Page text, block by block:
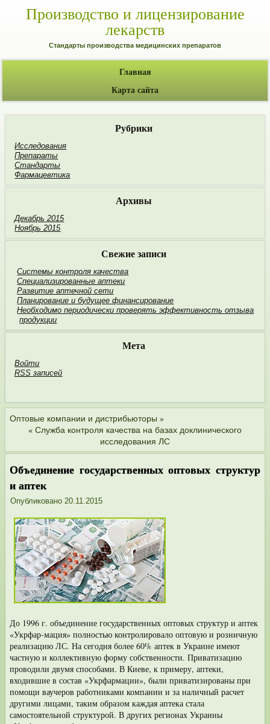
Производство и лицензирование
лекарств
Стандарты производства медицинских препаратов
Главная
Карта сайта
Рубрики
Исследования
Препараты
Стандарты
Фармацевтика
Архивы
Декабрь 2015
Ноябрь 2015
Свежие записи
Системы контроля качества
Специализированные аптеки
Развитие аптечной сети
Планирование и будущее финан­сирование
Необходимо пери­одически проверять эффективность отзыва
продукции
Мета
Войти
RSS записей
Оптовые компании и дистри­бьюторы »
« Служба контроля качества на базах доклинического
исследования ЛС
Объединение государственных оптовых структур
и аптек
Опубликовано 20.11.2015
До 1996 г. объединение государственных оптовых структур и аптек
«Укрфар-мация» полностью контролировало оптовую и розничную
реализацию ЛС. На сегодня более 60% аптек в Украине имеют
частную и коллективную форму собс­твенности. Приватизацию
проводили двумя способами. В Киеве, к примеру, ап­теки,
входившие в состав «Укрфармации», были приватизированы при
помощи ваучеров работниками компании и за наличный расчет
другими лицами, таким образом каждая аптека стала
самостоятельной структурой. В других регионах Украины